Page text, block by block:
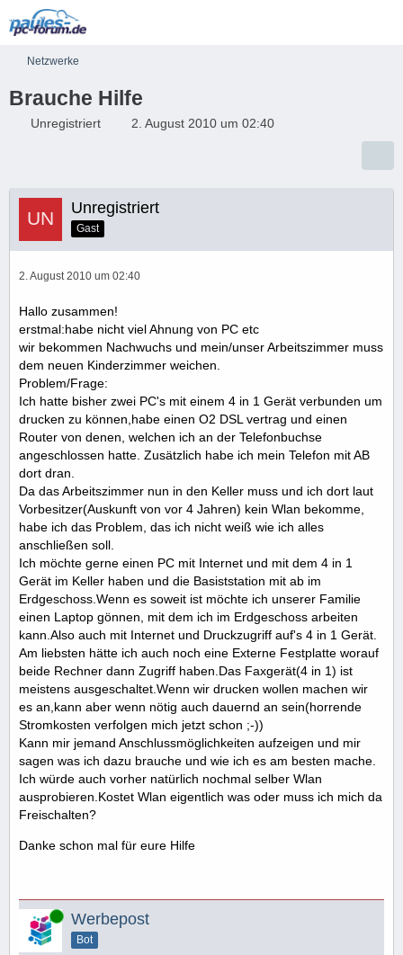
Netzwerke
Brauche Hilfe
Unregistriert 2. August 2010 um 02:40
Unregistriert
Gast
2. August 2010 um 02:40
Hallo zusammen!
erstmal:habe nicht viel Ahnung von PC etc
wir bekommen Nachwuchs und mein/unser Arbeitszimmer muss
dem neuen Kinderzimmer weichen.
Problem/Frage:
Ich hatte bisher zwei PC's mit einem 4 in 1 Gerät verbunden um
drucken zu können,habe einen O2 DSL vertrag und einen
Router von denen, welchen ich an der Telefonbuchse
angeschlossen hatte. Zusätzlich habe ich mein Telefon mit AB
dort dran.
Da das Arbeitszimmer nun in den Keller muss und ich dort laut
Vorbesitzer(Auskunft von vor 4 Jahren) kein Wlan bekomme,
habe ich das Problem, das ich nicht weiß wie ich alles
anschließen soll.
Ich möchte gerne einen PC mit Internet und mit dem 4 in 1
Gerät im Keller haben und die Basiststation mit ab im
Erdgeschoss.Wenn es soweit ist möchte ich unserer Familie
einen Laptop gönnen, mit dem ich im Erdgeschoss arbeiten
kann.Also auch mit Internet und Druckzugriff auf's 4 in 1 Gerät.
Am liebsten hätte ich auch noch eine Externe Festplatte worauf
beide Rechner dann Zugriff haben.Das Faxgerät(4 in 1) ist
meistens ausgeschaltet.Wenn wir drucken wollen machen wir
es an,kann aber wenn nötig auch dauernd an sein(horrende
Stromkosten verfolgen mich jetzt schon ;-))
Kann mir jemand Anschlussmöglichkeiten aufzeigen und mir
sagen was ich dazu brauche und wie ich es am besten mache.
Ich würde auch vorher natürlich nochmal selber Wlan
ausprobieren.Kostet Wlan eigentlich was oder muss ich mich da
Freischalten?
Danke schon mal für eure Hilfe
Online Werbepost
Bot